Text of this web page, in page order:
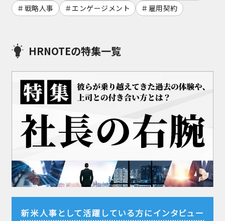
戦略人事
エンゲージメント 雇用契約
HRNOTEの特集一覧